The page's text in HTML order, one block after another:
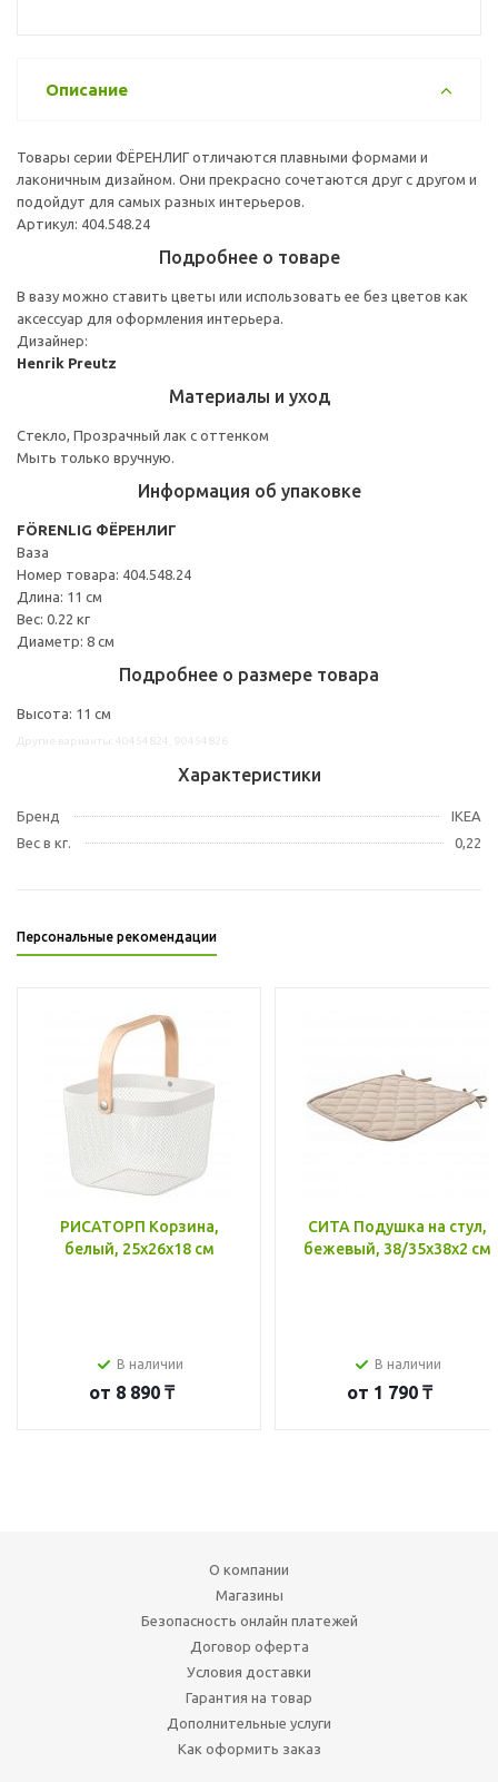
Описание
Товары серии ФЁРЕНЛИГ отличаются плавными формами и
лаконичным дизайном. Они прекрасно сочетаются друг с другом и
подойдут для самых разных интерьеров.
Артикул: 404.548.24
Подробнее о товаре
В вазу можно ставить цветы или использовать ее без цветов как
аксессуар для оформления интерьера.
Дизайнер:
Henrik Preutz
Материалы и уход
Стекло, Прозрачный лак с оттенком
Мыть только вручную.
Информация об упаковке
FÖRENLIG ФЁРЕНЛИГ
Ваза
Номер товара: 404.548.24
Длина: 11 см
Вес: 0.22 кг
Диаметр: 8 см
Подробнее о размере товара
Высота: 11 см
Характеристики
Бренд
IKEA
Вес в кг.
0,22
Персональные рекомендации
РИСАТОРП Корзина,
белый, 25x26x18 см
В наличии
от 8 890 ₸
СИТА Подушка на стул,
бежевый, 38/35x38x2 см
В наличии
от 1 790 ₸
О компании
Магазины
Безопасность онлайн платежей
Договор оферта
Условия доставки
Гарантия на товар
Дополнительные услуги
Как оформить заказ